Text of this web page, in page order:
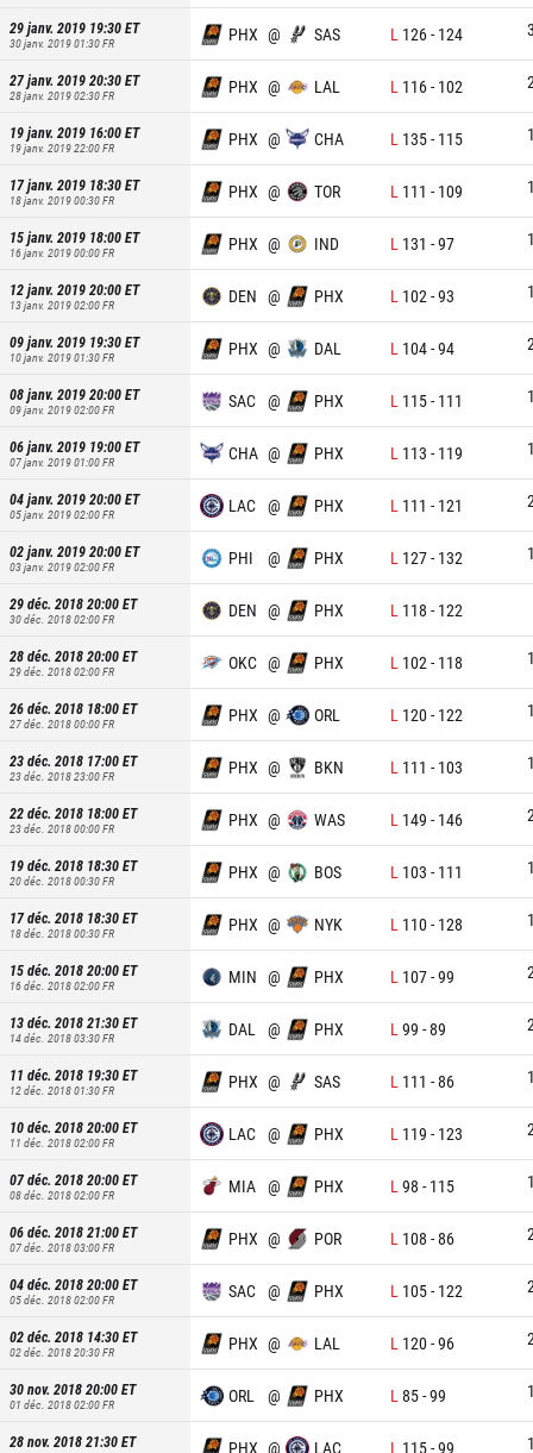
29 janv. 2019 19:30ET
30 janv. 2019 01:30FR PHX @ SAS L 126- 124
27 janv. 2019 20:30ET
28 janv. 2019 02:30FR PHX @ LAL L 116- 102
19 janv. 2019 16:00ET
19 janv. 2019 22:00FR PHX @ CHA L 135- 115
17 janv. 2019 18:30ET
18 janv. 2019 00:30FR PHX @ TOR L 111 - 109
15 janv. 2019 18:00ET
16 janv. 2019 00:00FR PHX @ IND L 131 -97
12 janv. 2019 20:00ET
13 janv. 2019 02:00FR DEN @ PHX L 102 -93
09 janv. 2019 19:30ET
10 janv. 2019 01:30FR PHX @ DAL L 104-94
08 janv. 2019 20:00ET
09 janv. 2019 02:00FR SAC @ PHX L 115- 111
06 janv. 2019 19:00ET
07 janv. 2019 01:00FR CHA @ PHX L 113 - 119
04 janv. 2019 20:00ET
05 janv. 2019 02:00FR LAC @ PHX L 111 - 121
02 janv. 2019 20:00ET
03 janv. 2019 02:00FR PHI @ PHX L 127- 132
29 déc. 2018 20:00ET
30 déc. 2018 02:00FR DEN @ PHX L 118 - 122
28 déc. 2018 20:00ET
29 déc. 2018 02:00FR OKC @ PHX L 102 - 118
26 déc. 2018 18:00ET
27 déc. 2018 00:00FR PHX @ ORL L 120- 122
23 déc. 2018 17:00ET
23 déc. 2018 23:00FR PHX @ BKN L 111 - 103
22 déc. 2018 18:00ET
23 déc. 2018 00:00FR PHX @ WAS L 149 - 146
19 déc. 2018 18:30ET
20 déc. 2018 00:30FR PHX @ BOS L 103 - 111
17 déc. 2018 18:30ET
18 déc. 2018 00:30FR PHX @ NYK L 110- 128
15 déc. 2018 20:00ET
16 déc. 2018 02:00FR MIN @ PHX L 107-99
13 déc. 2018 21:30ET
14 déc. 2018 03:30FR DAL @ PHX L 99 -89
11 déc. 2018 19:30ET
12 déc. 2018 01:30FR PHX @ SAS L 111 -86
10 déc. 2018 20:00ET
11 déc. 2018 02:00FR LAC @ PHX L 119 - 123
07 déc. 2018 20:00ET
08 déc. 2018 02:00FR MIA @ PHX L 98 - 115
06 déc. 2018 21:00ET
07 déc. 2018 03:00FR PHX @ POR L 108 -86
04 déc. 2018 20:00ET
05 déc. 2018 02:00FR SAC @ PHX L 105- 122
02 déc. 2018 14:30ET
02 déc. 2018 20:30FR PHX @ LAL L 120-96
30 nov. 2018 20:00ET
01 déc. 2018 02:00FR ORL @ PHX L 85-99
28 nov. 2018 21:30ET PHX @ LAC L 115-99